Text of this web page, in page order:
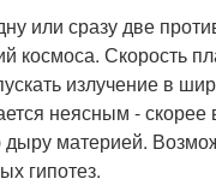
или сразу две
космоса. Скорость
излучение в
неясным - скорее
дыру материей.
гипотез.